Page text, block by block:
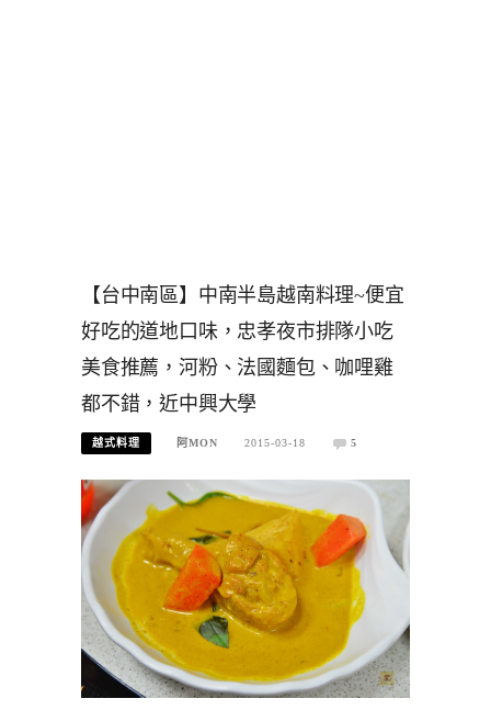
【台中南區】中南半島越南料理~便宜
好吃的道地口味，忠孝夜市排隊小吃
美食推薦，河粉、法國麵包、咖哩雞
都不錯，近中興大學
越式料理 阿MON 2015-03-18 5